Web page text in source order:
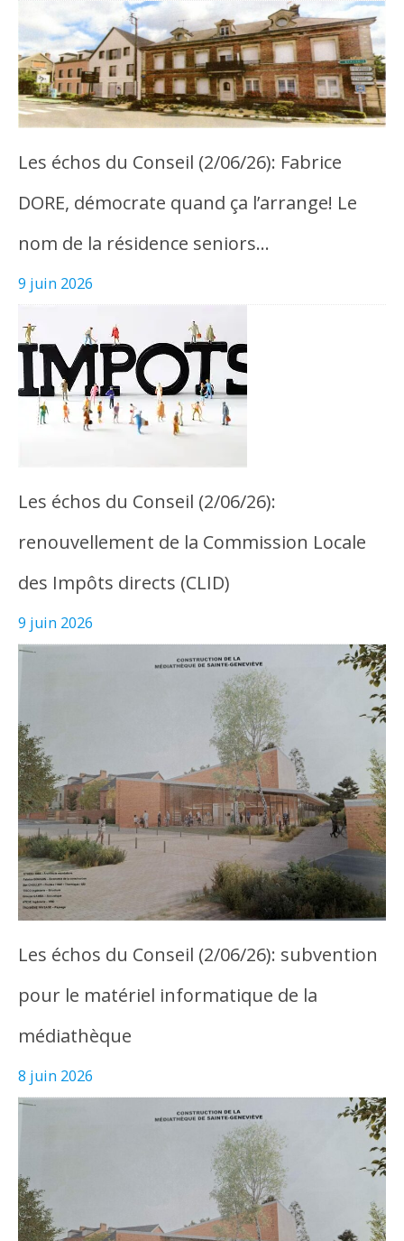
Les échos du Conseil (2/06/26): Fabrice
DORE, démocrate quand ça l’arrange! Le
nom de la résidence seniors…
9 juin 2026
Les échos du Conseil (2/06/26):
renouvellement de la Commission Locale
des Impôts directs (CLID)
9 juin 2026
Les échos du Conseil (2/06/26): subvention
pour le matériel informatique de la
médiathèque
8 juin 2026